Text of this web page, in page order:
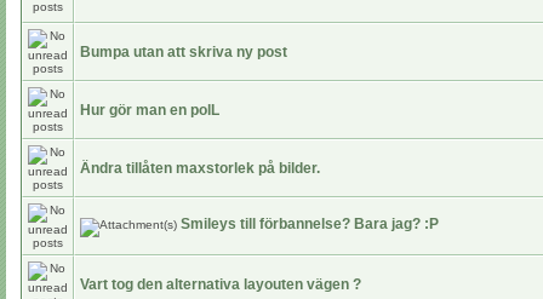
Bumpa utan att skriva ny post
Hur gör man en polL
Ändra tillåten maxstorlek på bilder.
Smileys till förbannelse? Bara jag? :P
Vart tog den alternativa layouten vägen ?